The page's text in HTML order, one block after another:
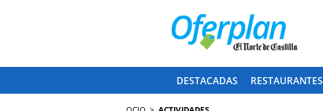
DESTACADAS RESTAURANTES